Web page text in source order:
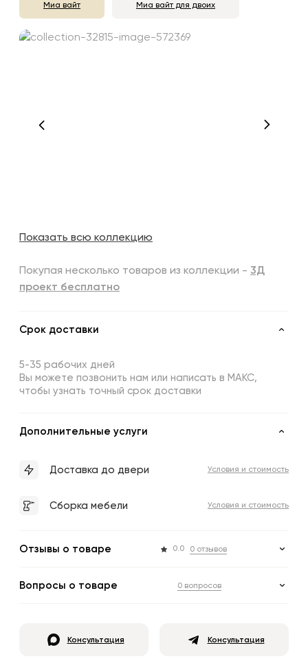
Миа вайт Миа вайт для двоих
Показать всю коллекцию
Покупая несколько товаров из коллекции - 3Д
проект бесплатно
Срок доставки
5-35 рабочих дней
Вы можете позвонить нам или написать в МАКС,
чтобы узнать точный срок доставки
Дополнительные услуги
Доставка до двери Условия и стоимость
Сборка мебели Условия и стоимость
Отзывы о товаре 0.0 0 отзывов
Вопросы о товаре 0 вопросов
Консультация Консультация